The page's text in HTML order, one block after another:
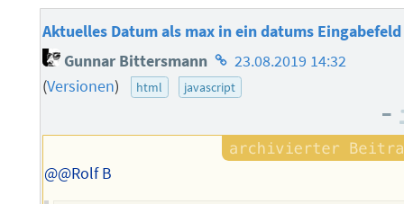
Aktuelles Datum als max in ein datums Eingabefeld
Gunnar Bittersmann Homepage
des
23.08.2019 14:32
(Versionen) html javascript
–
@@Rolf B